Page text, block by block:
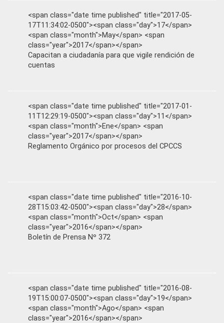
<span class="date time published" title="2017-05-
17T11:34:02-0500"><span class="day">17</span>
<span class="month">May</span> <span
class="year">2017</span></span>
Capacitan a ciudadanía para que vigile rendición de
cuentas
<span class="date time published" title="2017-01-
11T12:29:19-0500"><span class="day">11</span>
<span class="month">Ene</span> <span
class="year">2017</span></span>
Reglamento Orgánico por procesos del CPCCS
<span class="date time published" title="2016-10-
28T15:03:42-0500"><span class="day">28</span>
<span class="month">Oct</span> <span
class="year">2016</span></span>
Boletín de Prensa Nº 372
<span class="date time published" title="2016-08-
19T15:00:07-0500"><span class="day">19</span>
<span class="month">Ago</span> <span
class="year">2016</span></span>